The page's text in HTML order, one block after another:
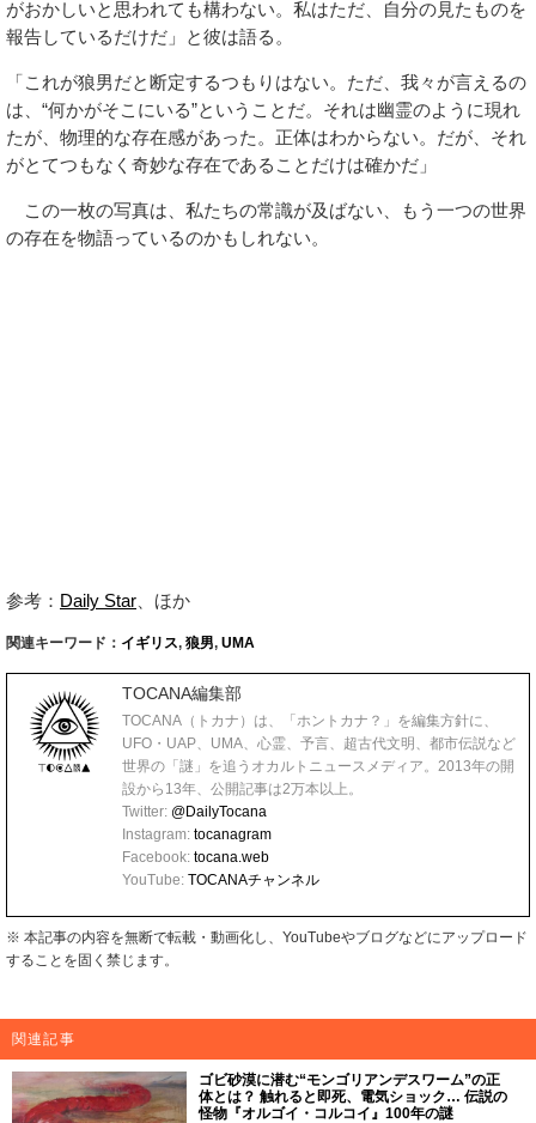
がおかしいと思われても構わない。私はただ、自分の見たものを
報告しているだけだ」と彼は語る。
「これが狼男だと断定するつもりはない。ただ、我々が言えるの
は、“何かがそこにいる”ということだ。それは幽霊のように現れ
たが、物理的な存在感があった。正体はわからない。だが、それ
がとてつもなく奇妙な存在であることだけは確かだ」
この一枚の写真は、私たちの常識が及ばない、もう一つの世界
の存在を物語っているのかもしれない。
参考： Daily Star 、ほか
関連キーワード： イギリス, 狼男, UMA
TOCANA編集部
TOCANA（トカナ）は、「ホントカナ？」を編集方針に、
UFO・UAP、UMA、心霊、予言、超古代文明、都市伝説など
世界の「謎」を追うオカルトニュースメディア。2013年の開
設から13年、公開記事は2万本以上。
Twitter: @DailyTocana
Instagram: tocanagram
Facebook: tocana.web
YouTube: TOCANAチャンネル
※ 本記事の内容を無断で転載・動画化し、YouTubeやブログなどにアップロード
することを固く禁じます。
関連記事
ゴビ砂漠に潜む“モンゴリアンデスワーム”の正
体とは？ 触れると即死、電気ショック… 伝説の
怪物『オルゴイ・コルコイ』100年の謎